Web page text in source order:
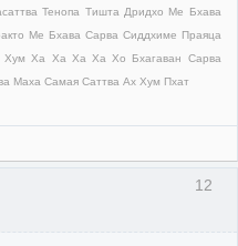
Тенопа Тишта Дридхо Ме Бхава
Ме Бхава Сарва Сиддхиме Праяца
Ха Ха Ха Ха Хо Бхагаван Сарва
Маха Самая Саттва Ах Хум Пхат
12